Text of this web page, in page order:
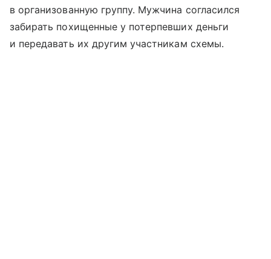
в организованную группу. Мужчина согласился
забирать похищенные у потерпевших деньги
и передавать их другим участникам схемы.